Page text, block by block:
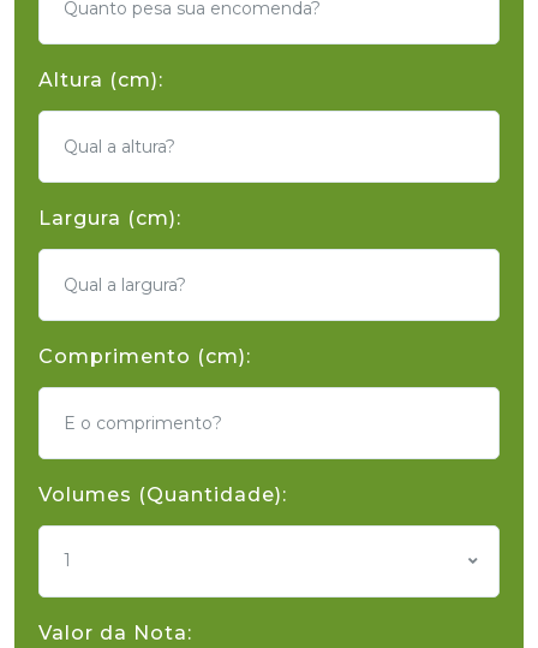
Altura (cm):
Largura (cm):
Comprimento (cm):
Volumes (Quantidade):
1
Valor da Nota: